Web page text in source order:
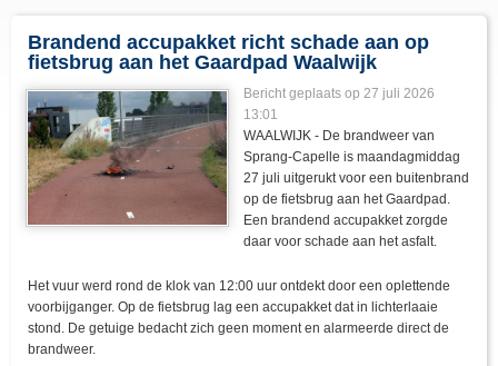
Brandend accupakket richt schade aan op
fietsbrug aan het Gaardpad Waalwijk
Bericht geplaats op 27 juli 2026
13:01
WAALWIJK - De brandweer van
Sprang-Capelle is maandagmiddag
27 juli uitgerukt voor een buitenbrand
op de fietsbrug aan het Gaardpad.
Een brandend accupakket zorgde
daar voor schade aan het asfalt.
Het vuur werd rond de klok van 12:00 uur ontdekt door een oplettende
voorbijganger. Op de fietsbrug lag een accupakket dat in lichterlaaie
stond. De getuige bedacht zich geen moment en alarmeerde direct de
brandweer.